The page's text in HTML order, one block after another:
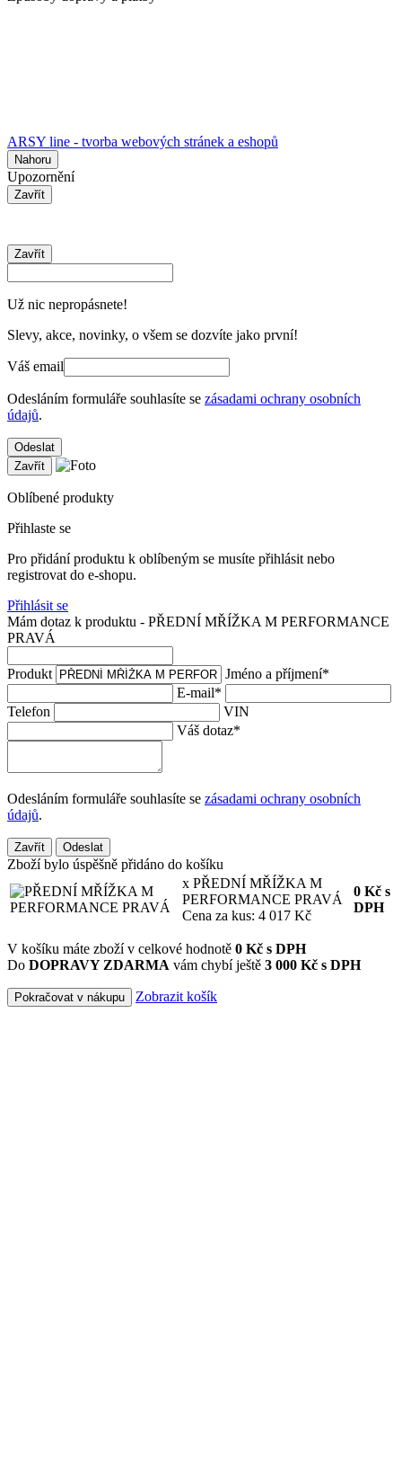
ARSY line - tvorba webových stránek a eshopů
Nahoru
Upozornění
Zavřít
Zavřít
Už nic nepropásnete!
Slevy, akce, novinky, o všem se dozvíte jako první!
Váš email
Odesláním formuláře souhlasíte se zásadami ochrany osobních
údajů.
Odeslat
Zavřít
Oblíbené produkty
Přihlaste se
Pro přidání produktu k oblíbeným se musíte přihlásit nebo
registrovat do e-shopu.
Přihlásit se
Mám dotaz k produktu - PŘEDNÍ MŘÍŽKA M PERFORMANCE
PRAVÁ
Produkt Jméno a příjmení*
E-mail*
Telefon
VIN
Váš dotaz*
Odesláním formuláře souhlasíte se zásadami ochrany osobních
údajů.
Zavřít Odeslat
Zboží bylo úspěšně přidáno do košíku
x PŘEDNÍ MŘÍŽKA M
PERFORMANCE PRAVÁ
Cena za kus: 4 017 Kč
0 Kč s
DPH
V košíku máte zboží v celkové hodnotě 0 Kč s DPH
Do DOPRAVY ZDARMA vám chybí ještě 3 000 Kč s DPH
Pokračovat v nákupu Zobrazit košík